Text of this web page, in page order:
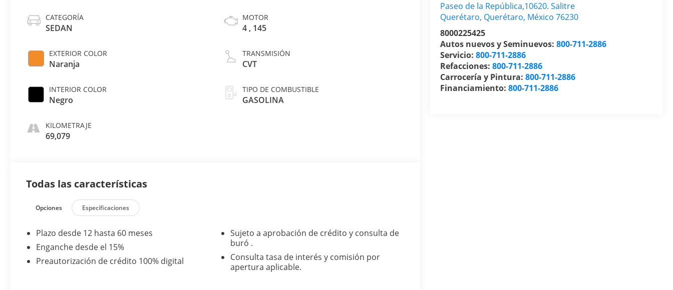
Paseo de la República,10620. Salitre
Querétaro, Querétaro, México 76230
8000225425
Autos nuevos y Seminuevos:800-711-2886
Servicio:800-711-2886
Refacciones:800-711-2886
Carrocería y Pintura:800-711-2886
Financiamiento:800-711-2886
CATEGORÍA
SEDAN
EXTERIOR COLOR
Naranja
INTERIOR COLOR
Negro
KILOMETRAJE
69,079
MOTOR
4 , 145
TRANSMISIÓN
CVT
TIPO DE COMBUSTIBLE
GASOLINA
Todas las características
Opciones Especificaciones
Plazo desde 12 hasta 60 meses
Enganche desde el 15%
Preautorización de crédito 100% digital
Sujeto a aprobación de crédito y consulta de
buró .
Consulta tasa de interés y comisión por
apertura aplicable.